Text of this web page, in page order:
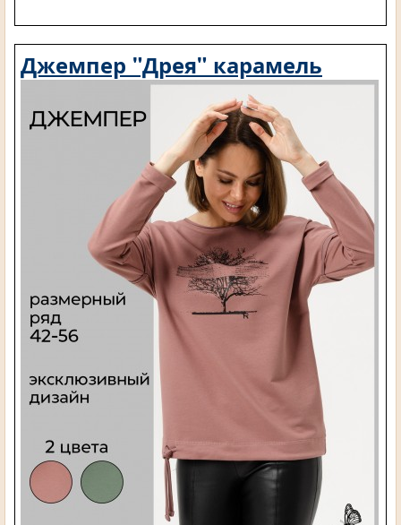
Джемпер "Дрея" карамель